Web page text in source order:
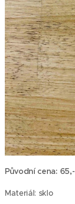
Původní cena: 65,-
Materiál: sklo